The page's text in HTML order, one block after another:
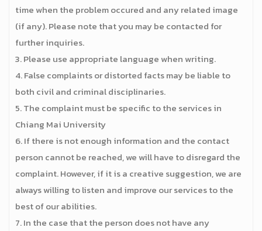
time when the problem occured and any related image
(if any). Please note that you may be contacted for
further inquiries.
3. Please use appropriate language when writing.
4. False complaints or distorted facts may be liable to
both civil and criminal disciplinaries.
5. The complaint must be specific to the services in
Chiang Mai University
6. If there is not enough information and the contact
person cannot be reached, we will have to disregard the
complaint. However, if it is a creative suggestion, we are
always willing to listen and improve our services to the
best of our abilities.
7. In the case that the person does not have any